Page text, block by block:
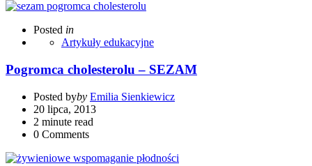
Posted in
Artykuły edukacyjne
Pogromca cholesterolu – SEZAM
Posted byby Emilia Sienkiewicz
20 lipca, 2013
2 minute read
0 Comments